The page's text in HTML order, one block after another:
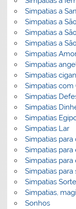
Simpatias a
Simpatias a
Simpatias a
Simpatias a
Simpatias
Simpatias
Simpatias
Simpatias com
Simpatias
Simpatias
Simpatias
Simpatias Lar
Simpatias para
Simpatias para
Simpatias para
Simpatias para
Simpatias Sorte
Simpatias,
Sonhos